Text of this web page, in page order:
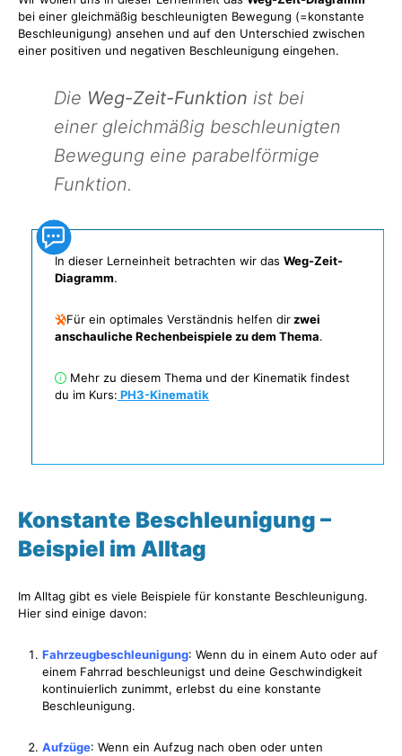
bei einer gleichmäßig beschleunigten Bewegung (=konstante
Beschleunigung) ansehen und auf den Unterschied zwischen
einer positiven und negativen Beschleunigung eingehen.
Die Weg-Zeit-Funktion ist bei
einer gleichmäßig beschleunigten
Bewegung eine parabelförmige
Funktion.
In dieser Lerneinheit betrachten wir das Weg-Zeit-
Diagramm.
Für ein optimales Verständnis helfen dirzwei
anschauliche Rechenbeispiele zu dem Thema.
Mehr zu diesem Thema und der Kinematik findest
du im Kurs: PH3-Kinematik
Konstante Beschleunigung –
Beispiel im Alltag
Im Alltag gibt es viele Beispiele für konstante Beschleunigung.
Hier sind einige davon:
Fahrzeugbeschleunigung: Wenn du in einem Auto oder auf
einem Fahrrad beschleunigst und deine Geschwindigkeit
kontinuierlich zunimmt, erlebst du eine konstante
Beschleunigung.
Aufzüge: Wenn ein Aufzug nach oben oder unten